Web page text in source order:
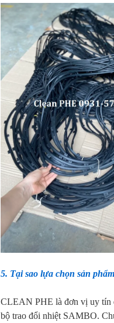
5. Tại sao lựa chọn sản
CLEAN PHE là đơn vị uy tín
bộ trao đổi nhiệt SAMBO.